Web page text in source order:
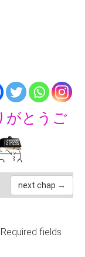
がとうご
next chap →
Required fields